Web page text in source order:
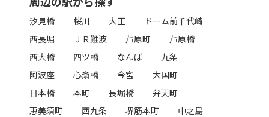
汐見橋 桜川 大正
ドーム前千代崎
西長堀
ＪＲ難波 芦原町
芦原橋
西大橋
四ツ橋 なんば
九条
阿波座
心斎橋 今宮
大国町
日本橋
本町 長堀橋
弁天町
恵美須町
西九条 堺筋本町
中之島